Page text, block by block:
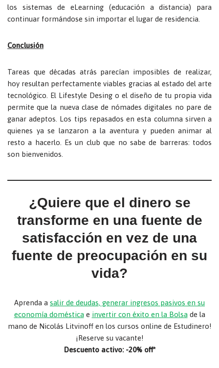
los sistemas de eLearning (educación a distancia) para
continuar formándose sin importar el lugar de residencia.
Conclusión
Tareas que décadas atrás parecían imposibles de realizar,
hoy resultan perfectamente viables gracias al estado del arte
tecnológico. El Lifestyle Desing o el diseño de tu propia vida
permite que la nueva clase de nómades digitales no pare de
ganar adeptos. Los tips repasados en esta columna sirven a
quienes ya se lanzaron a la aventura y pueden animar al
resto a hacerlo. Es un club que no sabe de barreras: todos
son bienvenidos.
¿Quiere que el dinero se
transforme en una fuente de
satisfacción en vez de una
fuente de preocupación en su
vida?
Aprenda a salir de deudas, generar ingresos pasivos en su
economía doméstica e invertir con éxito en la Bolsa de la
mano de Nicolás Litvinoff en los cursos online de Estudinero!
¡Reserve su vacante!
Descuento activo: -20% off*